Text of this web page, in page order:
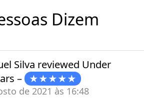
Dizem
Silva reviewed Under
–
★★★★★
de 2021 às 16:48